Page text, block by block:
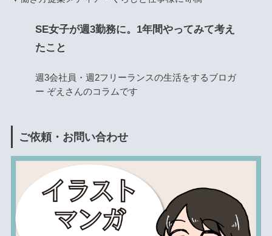
SE女子が週3勤務に。1年間やってみて考え
たこと
週3会社員・週2フリーランスの生活をするブロガ
ー ぞえさんのコラムです
ご依頼・お問い合わせ